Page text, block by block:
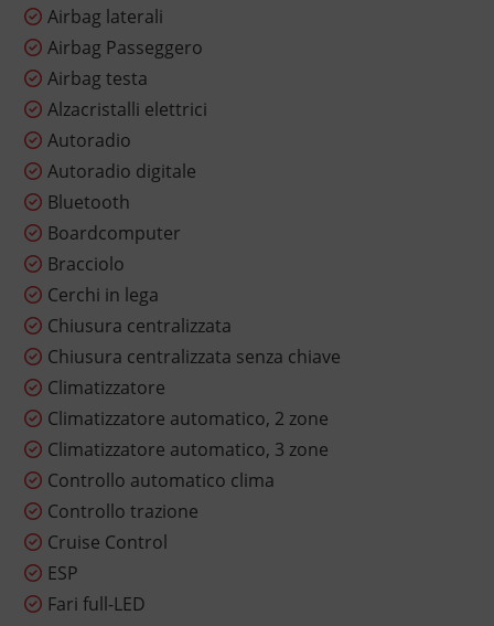
Airbag laterali
Airbag Passeggero
Airbag testa
Alzacristalli elettrici
Autoradio
Autoradio digitale
Bluetooth
Boardcomputer
Bracciolo
Cerchi in lega
Chiusura centralizzata
Chiusura centralizzata senza chiave
Climatizzatore
Climatizzatore automatico, 2 zone
Climatizzatore automatico, 3 zone
Controllo automatico clima
Controllo trazione
Cruise Control
ESP
Fari full-LED